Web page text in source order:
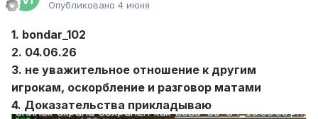
Опубликовано 4 июня
1. bondar_102
2. 04.06.26
3. не уважительное отношение к другим
игрокам, оскорбление и разговор матами
4. Доказательства прикладываю